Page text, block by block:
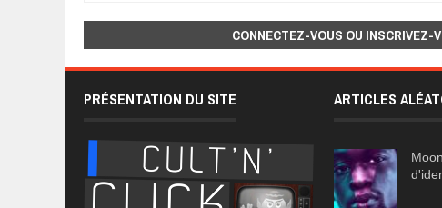
CONNECTEZ-VOUS OU INSCRIVEZ-
PRÉSENTATION DU SITE ARTICLES